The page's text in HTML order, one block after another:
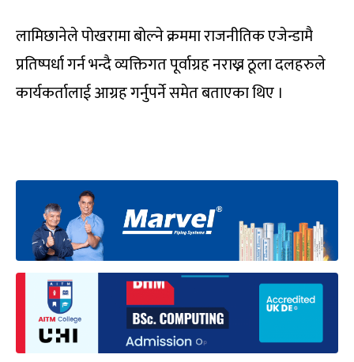
लामिछानेले पोखरामा बोल्ने क्रममा राजनीतिक एजेन्डामै
प्रतिष्पर्धा गर्न भन्दै व्यक्तिगत पूर्वाग्रह नराख्न ठूला दलहरुले
कार्यकर्तालाई आग्रह गर्नुपर्ने समेत बताएका थिए ।